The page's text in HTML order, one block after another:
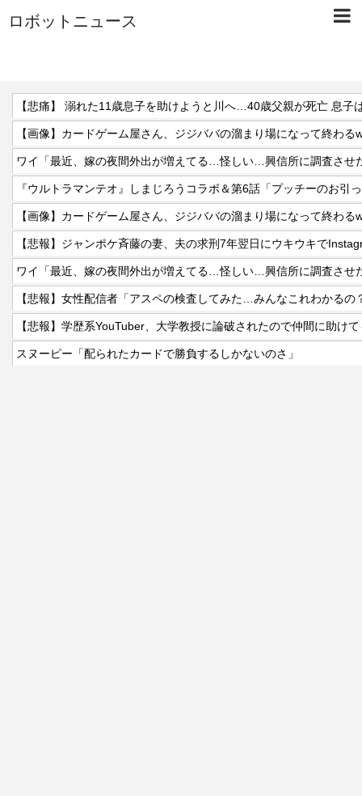
ロボットニュース
【悲痛】 溺れた11歳息子を助けようと川へ…40歳父親が死亡 息子
【画像】カードゲーム屋さん、ジジババの溜まり場になって終わる
『ウルトラマンテオ』しまじろうコラボ＆第6話「プッチーのお引
【画像】カードゲーム屋さん、ジジババの溜まり場になって終わる
【悲報】ジャンポケ斉藤の妻、夫の求刑7年翌日にウキウキで
【悲報】女性配信者「アスペの検査してみた…みんなこれわかるの
スヌーピー「配られたカードで勝負するしかないのさ」